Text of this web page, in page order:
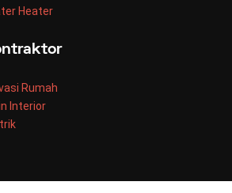
Heater
Rumah
Interior